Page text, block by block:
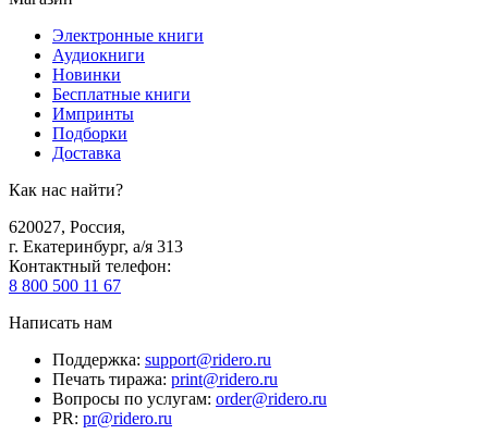
Электронные книги
Аудиокниги
Новинки
Бесплатные книги
Импринты
Подборки
Доставка
Как нас найти?
620027, Россия,
г. Екатеринбург, а/я 313
Контактный телефон:
8 800 500 11 67
Написать нам
Поддержка: support@ridero.ru
Печать тиража: print@ridero.ru
Вопросы по услугам: order@ridero.ru
PR: pr@ridero.ru